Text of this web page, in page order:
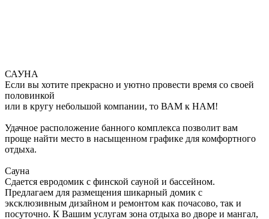
САУНА
Если вы хотите прекрасно и уютно провести время со своей
половинкой
или в кругу небольшой компании, то ВАМ к НАМ!
Удачное расположение банного комплекса позволит вам
проще найти место в насыщенном графике для комфортного
отдыха.
Сауна
Сдается евродомик с финской сауной и бассейном.
Предлагаем для размещения шикарный домик с
эксклюзивным дизайном и ремонтом как почасово, так и
посуточно. К Вашим услугам зона отдыха во дворе и мангал,